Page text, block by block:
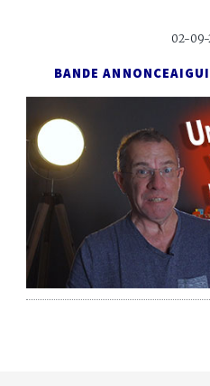
02-09-
BANDE ANNONCE